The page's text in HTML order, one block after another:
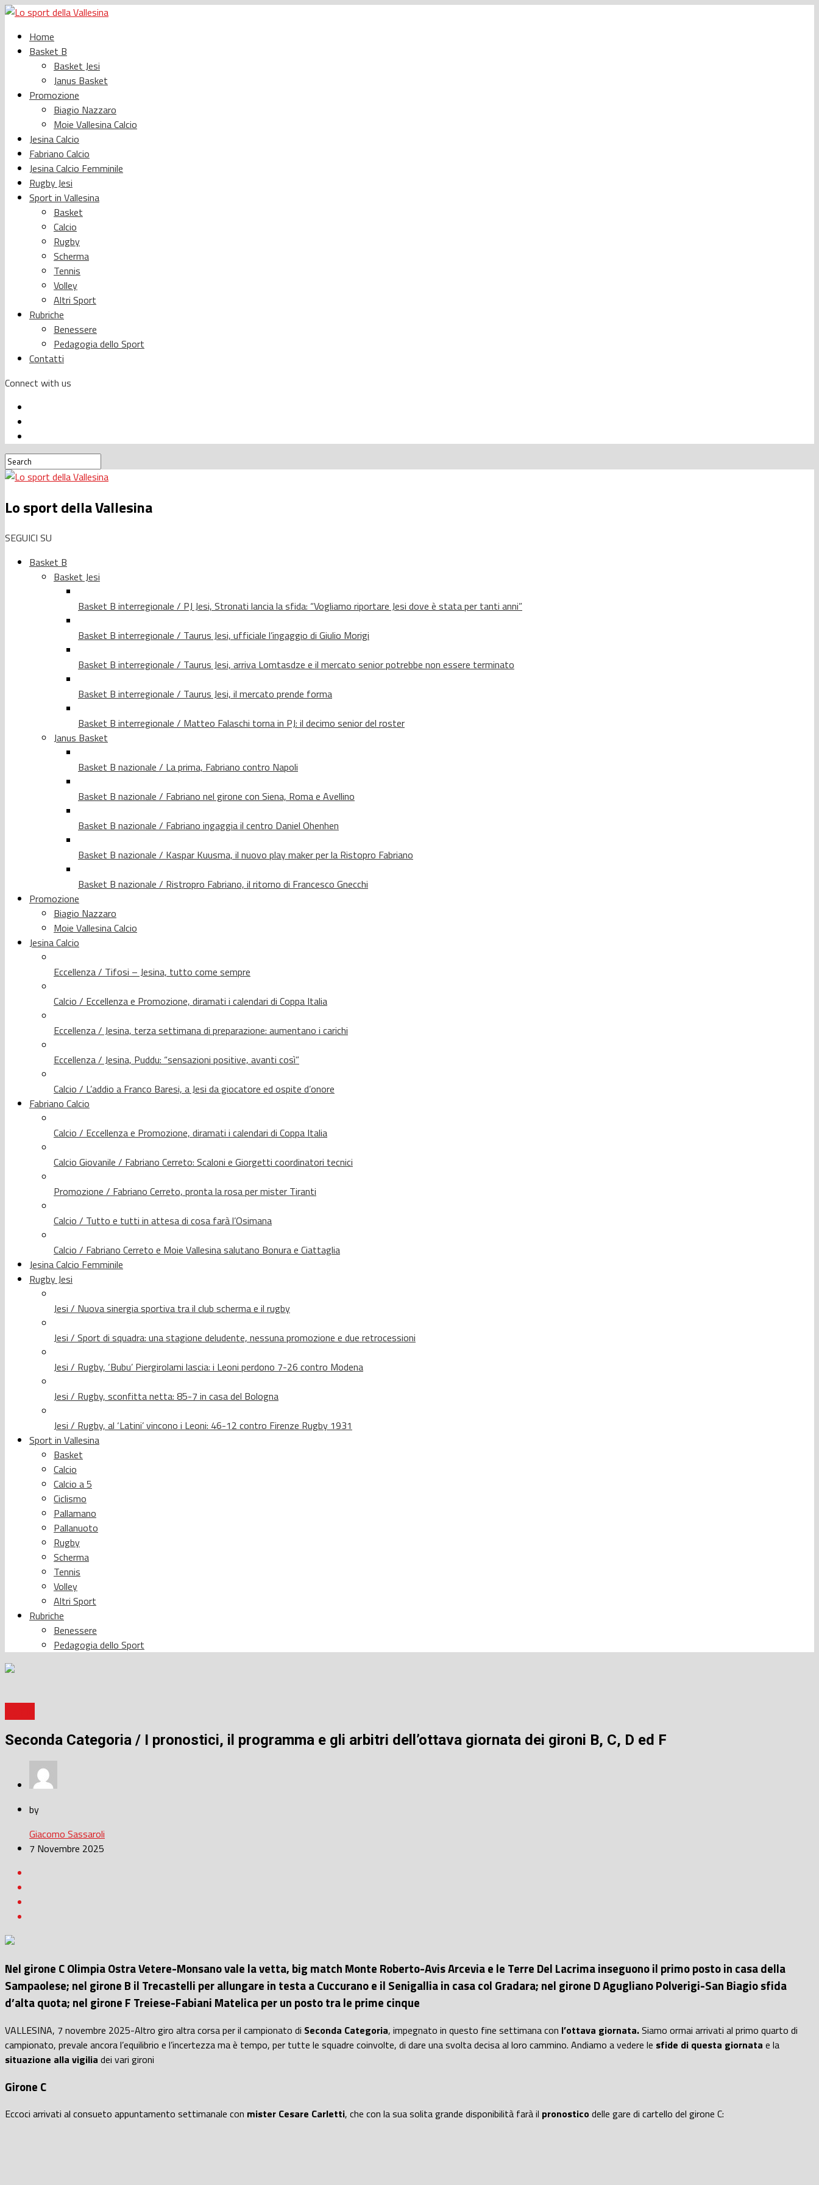
Home
Basket B
Basket Jesi
Janus Basket
Promozione
Biagio Nazzaro
Moie Vallesina Calcio
Jesina Calcio
Fabriano Calcio
Jesina Calcio Femminile
Rugby Jesi
Sport in Vallesina
Basket
Calcio
Rugby
Scherma
Tennis
Volley
Altri Sport
Rubriche
Benessere
Pedagogia dello Sport
Contatti
Connect with us
Lo sport della Vallesina
SEGUICI SU
Basket B
Basket Jesi
Basket B interregionale / PJ Jesi, Stronati lancia la sfida: “Vogliamo riportare Jesi dove è stata per tanti anni”
Basket B interregionale / Taurus Jesi, ufficiale l’ingaggio di Giulio Morigi
Basket B interregionale / Taurus Jesi, arriva Lomtasdze e il mercato senior potrebbe non essere terminato
Basket B interregionale / Taurus Jesi, il mercato prende forma
Basket B interregionale / Matteo Falaschi torna in PJ: il decimo senior del roster
Janus Basket
Basket B nazionale / La prima, Fabriano contro Napoli
Basket B nazionale / Fabriano nel girone con Siena, Roma e Avellino
Basket B nazionale / Fabriano ingaggia il centro Daniel Ohenhen
Basket B nazionale / Kaspar Kuusma, il nuovo play maker per la Ristopro Fabriano
Basket B nazionale / Ristropro Fabriano, il ritorno di Francesco Gnecchi
Promozione
Biagio Nazzaro
Moie Vallesina Calcio
Jesina Calcio
Eccellenza / Tifosi – Jesina, tutto come sempre
Calcio / Eccellenza e Promozione, diramati i calendari di Coppa Italia
Eccellenza / Jesina, terza settimana di preparazione: aumentano i carichi
Eccellenza / Jesina, Puddu: “sensazioni positive, avanti così”
Calcio / L’addio a Franco Baresi, a Jesi da giocatore ed ospite d’onore
Fabriano Calcio
Calcio / Eccellenza e Promozione, diramati i calendari di Coppa Italia
Calcio Giovanile / Fabriano Cerreto: Scaloni e Giorgetti coordinatori tecnici
Promozione / Fabriano Cerreto, pronta la rosa per mister Tiranti
Calcio / Tutto e tutti in attesa di cosa farà l’Osimana
Calcio / Fabriano Cerreto e Moie Vallesina salutano Bonura e Ciattaglia
Jesina Calcio Femminile
Rugby Jesi
Jesi / Nuova sinergia sportiva tra il club scherma e il rugby
Jesi / Sport di squadra: una stagione deludente, nessuna promozione e due retrocessioni
Jesi / Rugby, ‘Bubu’ Piergirolami lascia: i Leoni perdono 7-26 contro Modena
Jesi / Rugby, sconfitta netta: 85-7 in casa del Bologna
Jesi / Rugby, al ‘Latini’ vincono i Leoni: 46-12 contro Firenze Rugby 1931
Sport in Vallesina
Basket
Calcio
Calcio a 5
Ciclismo
Pallamano
Pallanuoto
Rugby
Scherma
Tennis
Volley
Altri Sport
Rubriche
Benessere
Pedagogia dello Sport
Seconda Categoria / I pronostici, il programma e gli arbitri dell’ottava giornata dei gironi B, C, D ed F
by
Giacomo Sassaroli
7 Novembre 2025
Nel girone C Olimpia Ostra Vetere-Monsano vale la vetta, big match Monte Roberto-Avis Arcevia e le Terre Del Lacrima inseguono il primo posto in casa della
Sampaolese; nel girone B il Trecastelli per allungare in testa a Cuccurano e il Senigallia in casa col Gradara; nel girone D Agugliano Polverigi-San Biagio sfida
d’alta quota; nel girone F Treiese-Fabiani Matelica per un posto tra le prime cinque
VALLESINA, 7 novembre 2025-Altro giro altra corsa per il campionato di Seconda Categoria, impegnato in questo fine settimana con l’ottava giornata.Siamo ormai arrivati al primo quarto di
campionato, prevale ancora l’equilibrio e l’incertezza ma è tempo, per tutte le squadre coinvolte, di dare una svolta decisa al loro cammino. Andiamo a vedere le sfide di questa giornata e la
situazione alla vigilia dei vari gironi
Girone C
Eccoci arrivati al consueto appuntamento settimanale con mister Cesare Carletti, che con la sua solita grande disponibilità farà il pronosticodelle gare di cartello del girone C: